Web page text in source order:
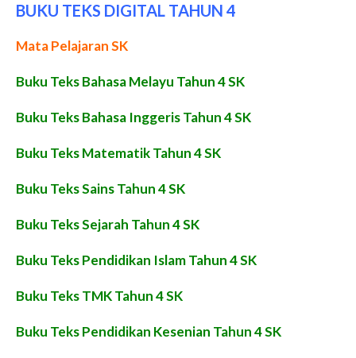
BUKU TEKS DIGITAL TAHUN 4
Mata Pelajaran SK
Buku Teks Bahasa Melayu Tahun 4 SK
Buku Teks Bahasa Inggeris Tahun 4 SK
Buku Teks Matematik Tahun 4 SK
Buku Teks Sains Tahun 4 SK
Buku Teks Sejarah Tahun 4 SK
Buku Teks Pendidikan Islam Tahun 4 SK
Buku Teks TMK Tahun 4 SK
Buku Teks Pendidikan Kesenian Tahun 4 SK